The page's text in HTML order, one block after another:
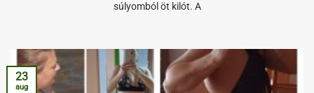
súlyomból öt kilót. A
23
aug